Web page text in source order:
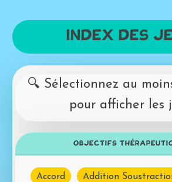
INDEX DES
🔍 Sélectionnez au
pour afficher les
OBJECTIFS
Accord Addition